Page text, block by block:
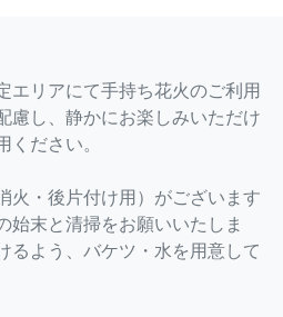
エリアにて手持ち花火のご利用
慮し、静かにお楽しみいただけ
ださい。
火・後片付け用）がございます
始末と清掃をお願いいたしま
るよう、バケツ・水を用意して